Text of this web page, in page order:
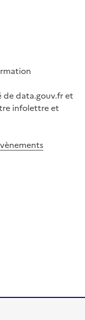
de data.gouv.fr et
infolettre et